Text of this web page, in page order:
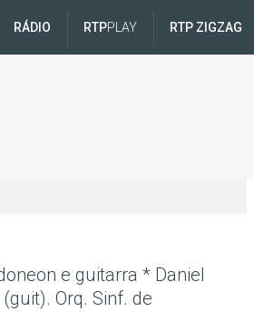
RÁDIO RTPPLAY RTP ZIGZAG
e guitarra * Daniel
Orq. Sinf. de